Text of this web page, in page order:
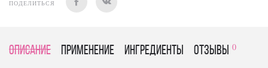
ПОДЕЛИТЬСЯ
Описание Применение Ингредиенты отзывы 0